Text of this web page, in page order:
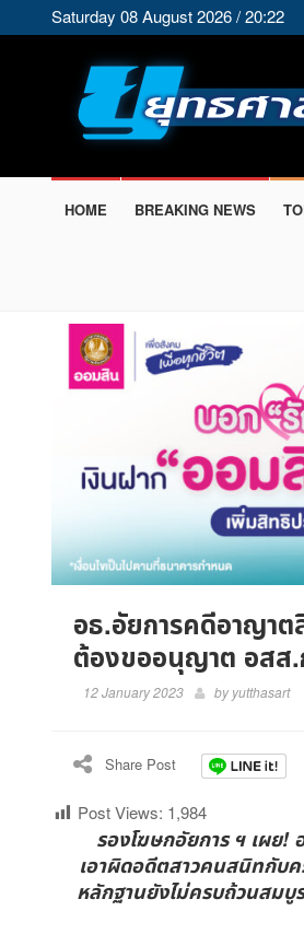
Saturday 08 August 2026 / 20:22
HOME BREAKING NEWS
อธ.อัยการคดีอาญา
ต้องขออนุญาต อสส
12 January 2023 by yutthasart
Share Post
Post Views: 1,984
รองโฆษกอัยการ ฯ เผย
เอาผิดอดีตสาวคนสนิทกับ
หลักฐานยังไม่ครบถ้วนสม